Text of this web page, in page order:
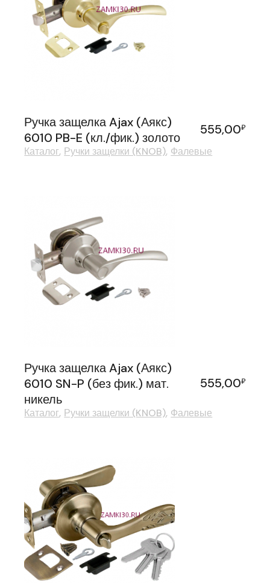
Ручка защелка Ajax (Аякс)
6010 PB-E (кл./фик.) золото
555,00₽
Каталог Ручки защелки (KNOB) Фалевые
Ручка защелка Ajax (Аякс)
6010 SN-P (без фик.) мат.
никель
555,00₽
Каталог Ручки защелки (KNOB) Фалевые